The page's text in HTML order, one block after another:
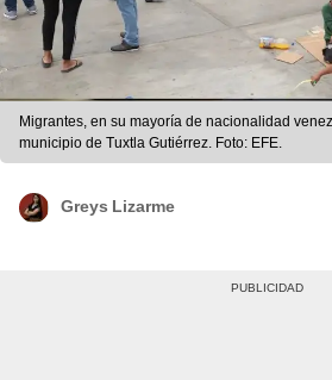
Migrantes, en su mayoría de nacionalidad
municipio de Tuxtla Gutiérrez. Foto: EFE.
Greys Lizarme